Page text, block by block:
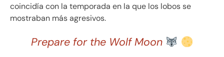
coincidía con la temporada en la que los lobos se
mostraban más agresivos.
Prepare for the Wolf Moon